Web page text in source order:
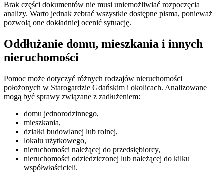
Brak części dokumentów nie musi uniemożliwiać rozpoczęcia
analizy. Warto jednak zebrać wszystkie dostępne pisma, ponieważ
pozwolą one dokładniej ocenić sytuację.
Oddłużanie domu, mieszkania i innych
nieruchomości
Pomoc może dotyczyć różnych rodzajów nieruchomości
położonych w Starogardzie Gdańskim i okolicach. Analizowane
mogą być sprawy związane z zadłużeniem:
domu jednorodzinnego,
mieszkania,
działki budowlanej lub rolnej,
lokalu użytkowego,
nieruchomości należącej do przedsiębiorcy,
nieruchomości odziedziczonej lub należącej do kilku
współwłaścicieli.